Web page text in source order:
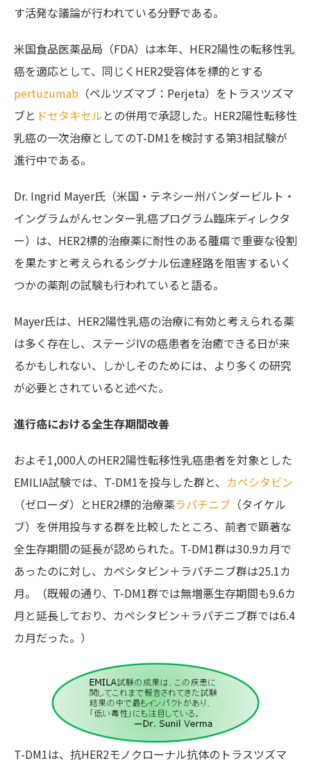
す活発な議論が行われている分野である。
米国食品医薬品局（FDA）は本年、HER2陽性の転移性乳
癌を適応として、同じくHER2受容体を標的とする
pertuzumab （ペルツズマブ：Perjeta）をトラスツズマ
ブと ドセタキセルとの併用で承認した。HER2陽性転移性
乳癌の一次治療としてのT-DM1を検討する第3相試験が
進行中である。
Dr. Ingrid Mayer氏（米国・テネシー州バンダービルト・
イングラムがんセンター乳癌プログラム臨床ディレクタ
ー）は、HER2標的治療薬に耐性のある腫瘍で重要な役割
を果たすと考えられるシグナル伝達経路を阻害するいく
つかの薬剤の試験も行われていると語る。
Mayer氏は、HER2陽性乳癌の治療に有効と考えられる薬
は多く存在し、ステージIVの癌患者を治癒できる日が来
るかもしれない、しかしそのためには、より多くの研究
が必要とされていると述べた。
進行癌における全生存期間改善
およそ1,000人のHER2陽性転移性乳癌患者を対象とした
EMILIA試験では、T-DM1を投与した群と、 カペシタビン
（ゼローダ）とHER2標的治療薬ラパチニブ （タイケル
ブ）を併用投与する群を比較したところ、前者で顕著な
全生存期間の延長が認められた。T-DM1群は30.9カ月で
あったのに対し、カペシタビン＋ラパチニブ群は25.1カ
月。（既報の通り、T-DM1群では無増悪生存期間も9.6カ
月と延長しており、カペシタビン＋ラパチニブ群では6.4
カ月だった。）
T-DM1は、抗HER2モノクローナル抗体のトラスツズマ